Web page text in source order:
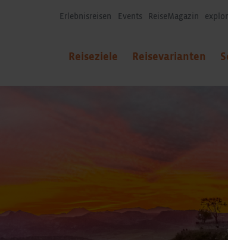
Erlebnisreisen Events ReiseMagazin
Reiseziele Reisevarianten